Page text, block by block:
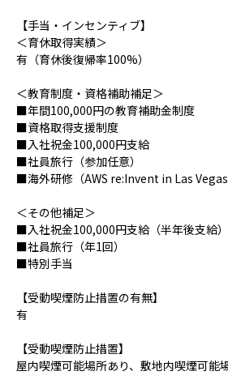
【手当・インセンティブ】
＜育休取得実績＞
有（育休後復帰率100%）
＜教育制度・資格補助補足＞
■年間100,000円の教育補助金制度
■資格取得支援制度
■入社祝金100,000円支給
■社員旅行（参加任意）
■海外研修（AWS re:Invent in Las Vegas
＜その他補足＞
■入社祝金100,000円支給（半年後支給）
■社員旅行（年1回）
■特別手当
【受動喫煙防止措置の有無】
有
【受動喫煙防止措置】
屋内喫煙可能場所あり、敷地内喫煙可能